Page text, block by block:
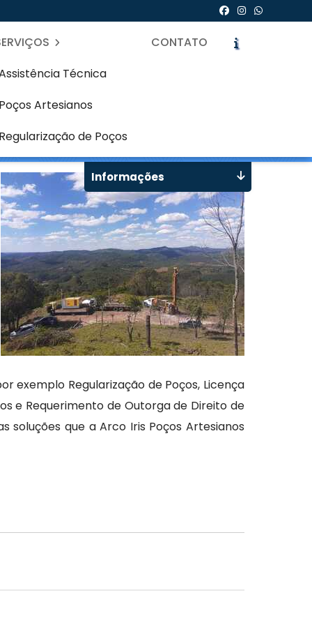
Técnica
Artesianos
de Poços
CONTATO
exemplo Regularização de Poços, Licença
e Requerimento de Outorga de Direito de
soluções que a Arco Iris Poços Artesianos
Informações